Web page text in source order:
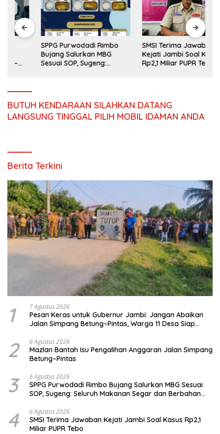
SPPG Purwodadi Rimbo
Bujang Salurkan MBG
Sesuai SOP, Sugeng:
SMSI Terima Jawaban
Kejati Jambi Soal Kasus
Rp2,1 Miliar PUPR Tebo
BUTUH KENDARAAN SILAHKAN DATANG
LANGSUNG TINGGAL PILIH MOBIL IDAMAN ANDA
Berita Terkini
1 7 Agustus 2026
Pesan Keras untuk Gubernur Jambi: Jangan Abaikan
Jalan Simpang Betung–Pintas, Warga 11 Desa Siap
2 6 Agustus 2026
Mazlan Bantah Isu Pengalihan Anggaran Jalan Simpang
Betung–Pintas
3 6 Agustus 2026
SPPG Purwodadi Rimbo Bujang Salurkan MBG Sesuai
SOP, Sugeng: Seluruh Makanan Segar dan Berbahan
4 6 Agustus 2026
SMSI Terima Jawaban Kejati Jambi Soal Kasus Rp2,1
Miliar PUPR Tebo